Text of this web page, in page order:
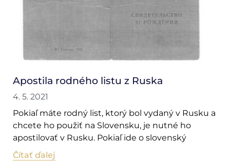
Apostila rodného listu z Ruska
4. 5. 2021
Pokiaľ máte rodný list, ktorý bol vydaný v Rusku a
chcete ho použiť na Slovensku, je nutné ho
apostilovať v Rusku. Pokiaľ ide o slovenský
Čítať ďalej